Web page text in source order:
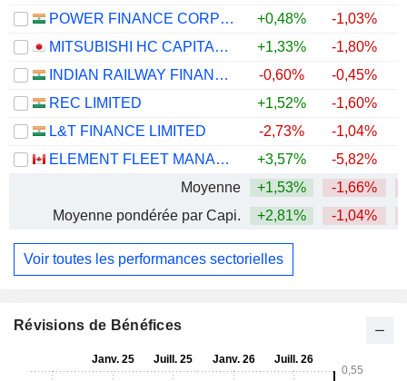
POWER FINANCE CORPORATION LIMITED
+0,48% -1,03%
MITSUBISHI HC CAPITAL INC.
+1,33% -1,80%
INDIAN RAILWAY FINANCE CORPORATION LIMITED
-0,60% -0,45%
REC LIMITED
+1,52% -1,60%
L&T FINANCE LIMITED
-2,73% -1,04%
ELEMENT FLEET MANAGEMENT CORP.
+3,57% -5,82%
Moyenne
+1,53% -1,66%
Moyenne pondérée par Capi.
+2,81% -1,04%
Voir toutes les performances sectorielles
Révisions de Bénéfices